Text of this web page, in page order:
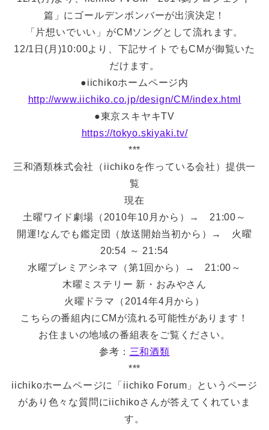
篇」にゴールデンボンバーが出演決定！
「片想いでいい」がCMソングとして流れます。
12/1日(月)10:00より、下記サイトでもCMが御覧いた
だけます。
●iichikoホームページ内
http://www.iichiko.co.jp/design/CM/index.html
●東京スキヤキTV
https://tokyo.skiyaki.tv/
***
三和酒類株式会社（iichikoを作っている会社）提供一
覧
現在
土曜ワイド劇場（2010年10月から）→ 21:00～
開運!なんでも鑑定団（放送開始当初から）→ 火曜
20:54 ～ 21:54
水曜プレミアシネマ（第1回から）→ 21:00～
木曜ミステリー 新・おみやさん
火曜ドラマ（2014年4月から）
こちらの番組内にCMが流れる可能性があります！
お住まいの地域の番組表をご覧ください。
参考： 三和酒類
***
iichikoホームページに「iichiko Forum」というページ
があり色々な質問にiichikoさんが答えてくれていま
す。